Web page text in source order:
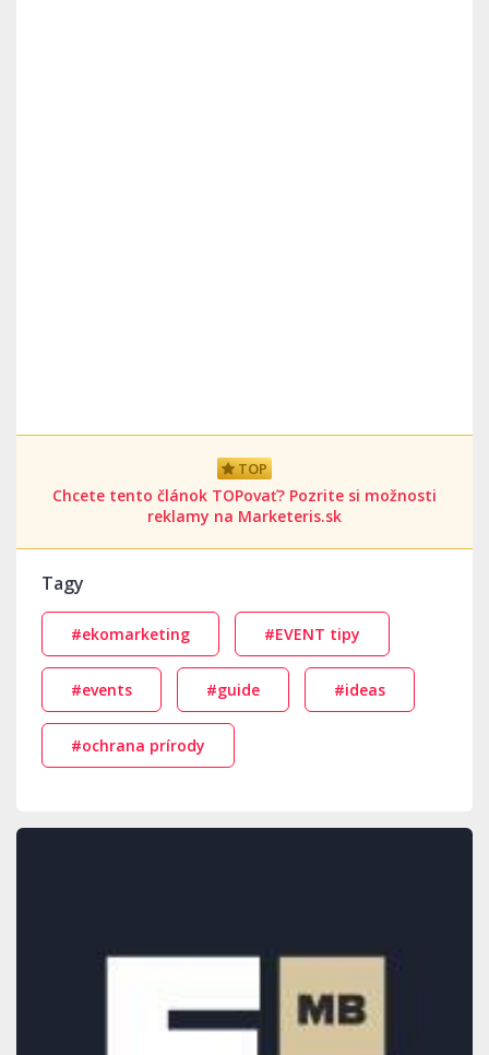
TOP
Chcete tento článok TOPovať? Pozrite si možnosti
reklamy na Marketeris.sk
Tagy
#ekomarketing #EVENT tipy
#events #guide #ideas
#ochrana prírody